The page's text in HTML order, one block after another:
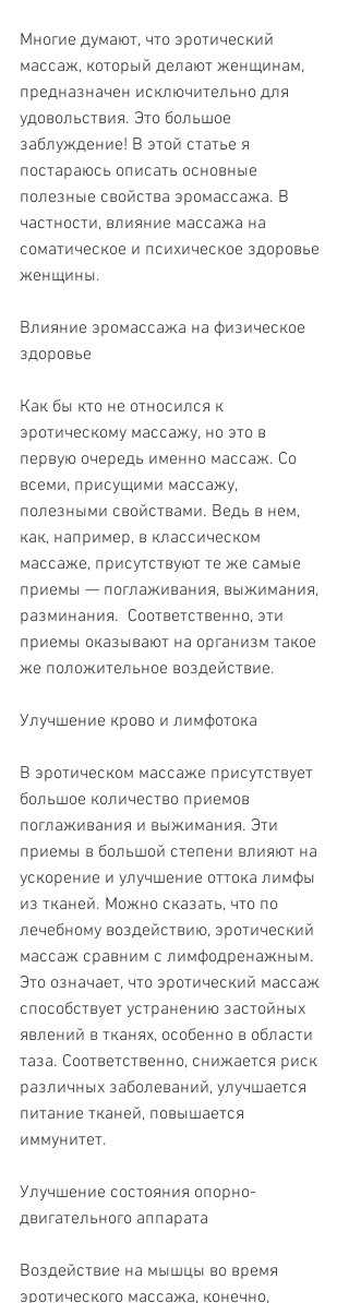
Многие думают, что эротический
массаж, который делают женщинам,
предназначен исключительно для
удовольствия. Это большое
заблуждение! В этой статье я
постараюсь описать основные
полезные свойства эромассажа. В
частности, влияние массажа на
соматическое и психическое здоровье
женщины.
Влияние эромассажа на физическое
здоровье
Как бы кто не относился к
эротическому массажу, но это в
первую очередь именно массаж. Со
всеми, присущими массажу,
полезными свойствами. Ведь в нем,
как, например, в классическом
массаже, присутствуют те же самые
приемы — поглаживания, выжимания,
разминания.  Соответственно, эти
приемы оказывают на организм такое
же положительное воздействие.
Улучшение крово и лимфотока
В эротическом массаже присутствует
большое количество приемов
поглаживания и выжимания. Эти
приемы в большой степени влияют на
ускорение и улучшение оттока лимфы
из тканей. Можно сказать, что по
лечебному воздействию, эротический
массаж сравним с лимфодренажным.
Это означает, что эротический массаж
способствует устранению застойных
явлений в тканях, особенно в области
таза. Соответственно, снижается риск
различных заболеваний, улучшается
питание тканей, повышается
иммунитет.
Улучшение состояния опорно-
двигательного аппарата
Воздействие на мышцы во время
эротического массажа, конечно,